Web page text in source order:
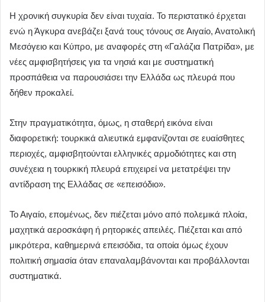
Η χρονική συγκυρία δεν είναι τυχαία. Το περιστατικό έρχεται
ενώ η Άγκυρα ανεβάζει ξανά τους τόνους σε Αιγαίο, Ανατολική
Μεσόγειο και Κύπρο, με αναφορές στη «Γαλάζια Πατρίδα», με
νέες αμφισβητήσεις για τα νησιά και με συστηματική
προσπάθεια να παρουσιάσει την Ελλάδα ως πλευρά που
δήθεν προκαλεί.
Στην πραγματικότητα, όμως, η σταθερή εικόνα είναι
διαφορετική: τουρκικά αλιευτικά εμφανίζονται σε ευαίσθητες
περιοχές, αμφισβητούνται ελληνικές αρμοδιότητες και στη
συνέχεια η τουρκική πλευρά επιχειρεί να μετατρέψει την
αντίδραση της Ελλάδας σε «επεισόδιο».
Το Αιγαίο, επομένως, δεν πιέζεται μόνο από πολεμικά πλοία,
μαχητικά αεροσκάφη ή ρητορικές απειλές. Πιέζεται και από
μικρότερα, καθημερινά επεισόδια, τα οποία όμως έχουν
πολιτική σημασία όταν επαναλαμβάνονται και προβάλλονται
συστηματικά.